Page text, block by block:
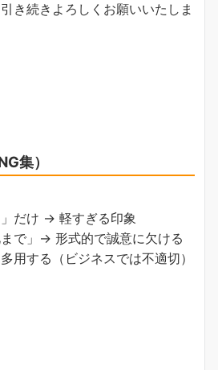
き続きよろしくお願いいたしま
集）
」だけ → 軽すぎる印象
まで」→ 形式的で誠意に欠ける
用する（ビジネスでは不適切）